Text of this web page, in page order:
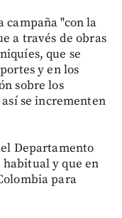
campaña "con la
a través de obras
que se
y en los
sobre los
se incrementen
Departamento
y que en
para